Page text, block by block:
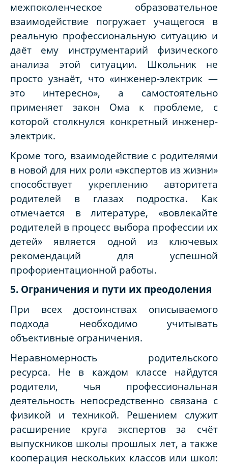
межпоколенческое образовательное
взаимодействие погружает учащегося в
реальную профессиональную ситуацию и
даёт ему инструментарий физического
анализа этой ситуации. Школьник не
просто узнаёт, что «инженер-электрик —
это интересно», а самостоятельно
применяет закон Ома к проблеме, с
которой столкнулся конкретный инженер-
электрик.
Кроме того, взаимодействие с родителями
в новой для них роли «экспертов из жизни»
способствует укреплению авторитета
родителей в глазах подростка. Как
отмечается в литературе, «вовлекайте
родителей в процесс выбора профессии их
детей» является одной из ключевых
рекомендаций для успешной
профориентационной работы.
5. Ограничения и пути их преодоления
При всех достоинствах описываемого
подхода необходимо учитывать
объективные ограничения.
Неравномерность родительского
ресурса. Не в каждом классе найдутся
родители, чья профессиональная
деятельность непосредственно связана с
физикой и техникой. Решением служит
расширение круга экспертов за счёт
выпускников школы прошлых лет, а также
кооперация нескольких классов или школ: